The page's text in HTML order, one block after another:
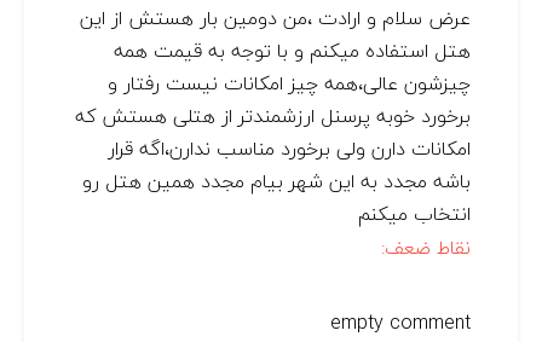
عرض سلام و ارادت ،من دومین بار هستش از این
هتل استفاده میکنم و با توجه به قیمت همه
چیزشون عالی،همه چیز امکانات نیست رفتار و
برخورد خوبه پرسنل ارزشمندتر از هتلی هستش که
امکانات دارن ولی برخورد مناسب ندارن،اگه قرار
باشه مجدد به این شهر بیام مجدد همین هتل رو
انتخاب میکنم
نقاط ضعف:
empty comment